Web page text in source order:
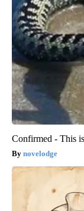
Confirmed - This
novelodge